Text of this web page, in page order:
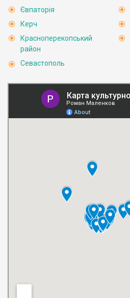
Євпаторія
Керч
Красноперекопський
район
Севастополь